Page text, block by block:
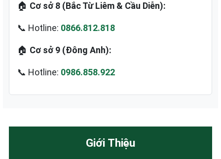
🏠 Cơ sở 8 (Bắc Từ Liêm & Cầu Diễn):
📞 Hotline: 0866.812.818
🏠 Cơ sở 9 (Đông Anh):
📞 Hotline: 0986.858.922
Giới Thiệu